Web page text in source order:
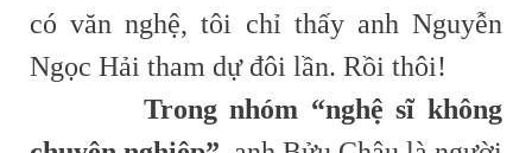
có văn nghệ, tôi chỉ thấy anh Nguyễn
Ngọc Hải tham dự đôi lần. Rồi thôi!
Trong nhóm “nghệ sĩ không